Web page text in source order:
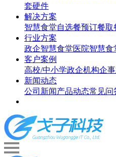
套硬件
解决方案
智慧食堂自选餐预订餐取
行业方案
政企智慧食堂医院智慧食
客户案例
高校/中小学政企机构企
新闻动态
公司新闻产品动态常见问